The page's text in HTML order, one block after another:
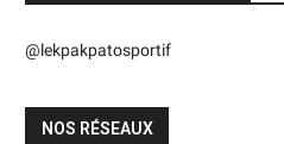
@lekpakpatosportif
NOS RÉSEAUX